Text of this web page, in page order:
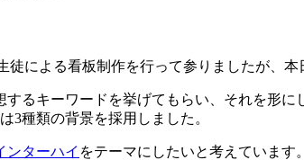
による看板制作を行って参りましたが、本
るキーワードを挙げてもらい、それを形に
3種類の背景を採用しました。
ンターハイ をテーマにしたいと考えています。